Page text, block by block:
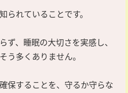
られていることです。
ず、睡眠の大切さを実感し、
う多くありません。
保することを、守るか守らな